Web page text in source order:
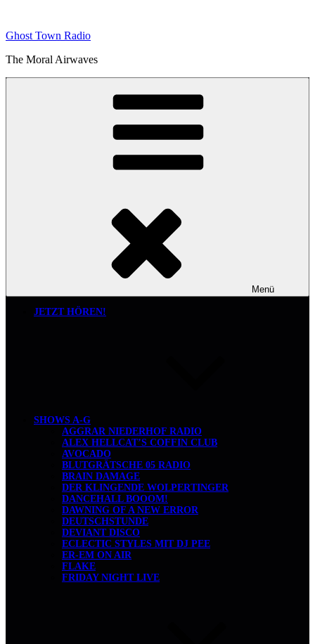
springen
Ghost Town Radio
The Moral Airwaves
Menü
JETZT HÖREN!
SHOWS A-G
AGGRAR NIEDERHOF RADIO
ALEX HELLCAT’S COFFIN CLUB
AVOCADO
BLUTGRÄTSCHE 05 RADIO
BRAIN DAMAGE
DER KLINGENDE WOLPERTINGER
DANCEHALL BOOOM!
DAWNING OF A NEW ERROR
DEUTSCHSTUNDE
DEVIANT DISCO
ECLECTIC STYLES MIT DJ PEE
ER-EM ON AIR
FLAKE
FRIDAY NIGHT LIVE